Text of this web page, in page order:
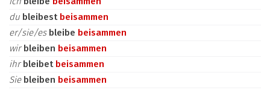
du bleibest beisammen
er/sie/es bleibe beisammen
wirbleiben beisammen
ihrbleibet beisammen
Sie bleiben beisammen